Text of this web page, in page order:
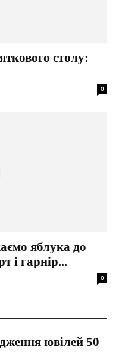
столу:
0
яблука до
і гарнір...
0
ювілей 50